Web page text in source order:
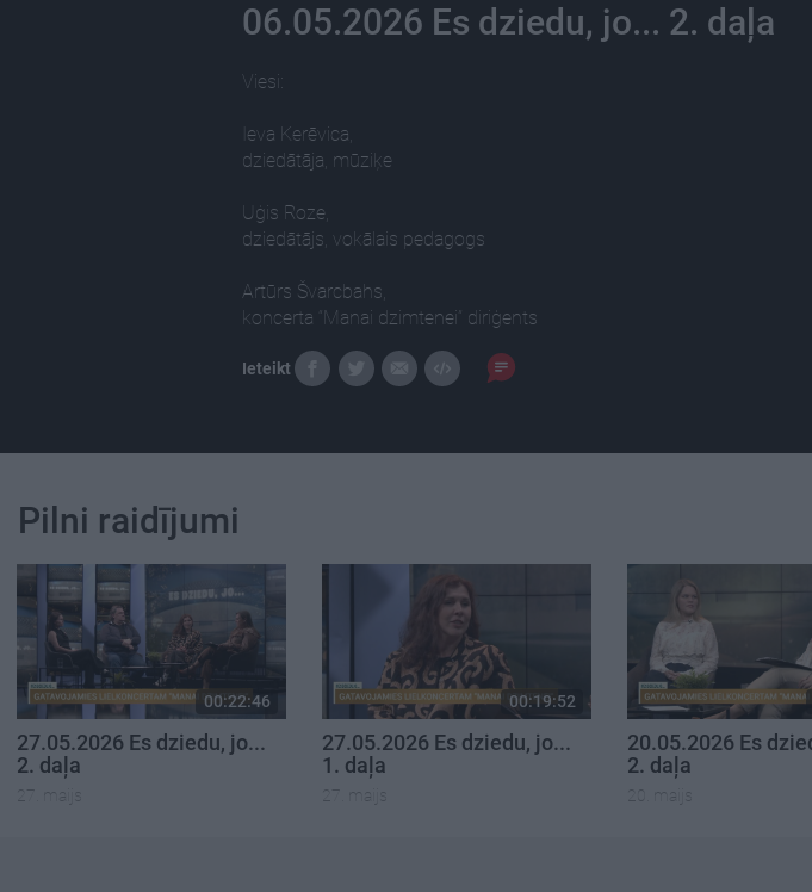
06.05.2026 Es dziedu, jo... 2. daļa
Viesi:
Ieva Kerēvica,
dziedātāja, mūziķe
Uģis Roze,
dziedātājs, vokālais pedagogs
Artūrs Švarcbahs,
koncerta “Manai dzimtenei” diriģents
Ieteikt
Pilni raidījumi
00:22:46
27.05.2026 Es dziedu, jo...
2. daļa
27. maijs
00:19:52
27.05.2026 Es dziedu, jo...
1. daļa
27. maijs
20.05.2026 Es
2. daļa
20. maijs